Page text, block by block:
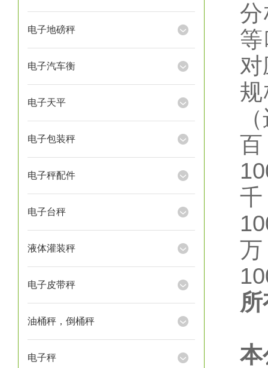
电子地磅秤
电子汽车衡
电子天平
电子包装秤
电子秤配件
电子台秤
液体灌装秤
电子皮带秤
油桶秤，倒桶秤
电子秤
本